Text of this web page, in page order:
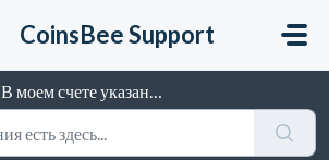
CoinsBee Support
В моем счете указано "Срок действия истек", что...